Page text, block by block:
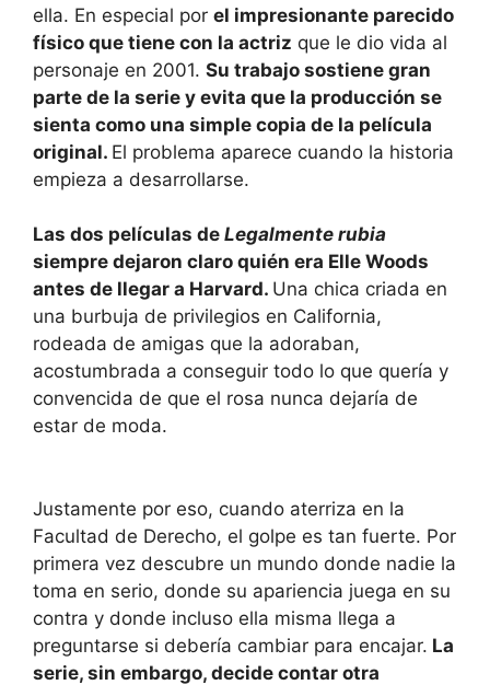
ella. En especial por el impresionante parecido
físico que tiene con la actriz que le dio vida al
personaje en 2001. Su trabajo sostiene gran
parte de la serie y evita que la producción se
sienta como una simple copia de la película
original. El problema aparece cuando la historia
empieza a desarrollarse.
Las dos películas de Legalmente rubia
siempre dejaron claro quién era Elle Woods
antes de llegar a Harvard. Una chica criada en
una burbuja de privilegios en California,
rodeada de amigas que la adoraban,
acostumbrada a conseguir todo lo que quería y
convencida de que el rosa nunca dejaría de
estar de moda.
Justamente por eso, cuando aterriza en la
Facultad de Derecho, el golpe es tan fuerte. Por
primera vez descubre un mundo donde nadie la
toma en serio, donde su apariencia juega en su
contra y donde incluso ella misma llega a
preguntarse si debería cambiar para encajar. La
serie, sin embargo, decide contar otra